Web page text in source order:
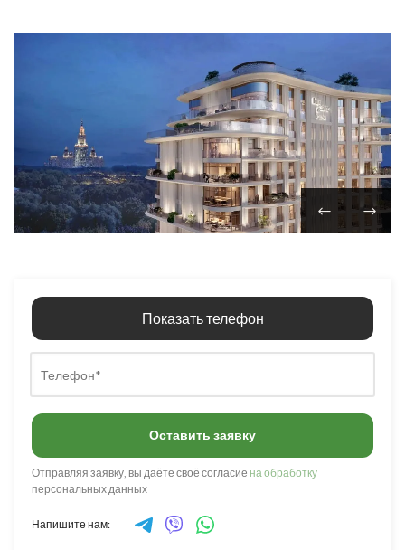
Показать телефон
Оставить заявку
Отправляя заявку, вы даёте своё согласие на обработку
персональных данных
Напишите нам: